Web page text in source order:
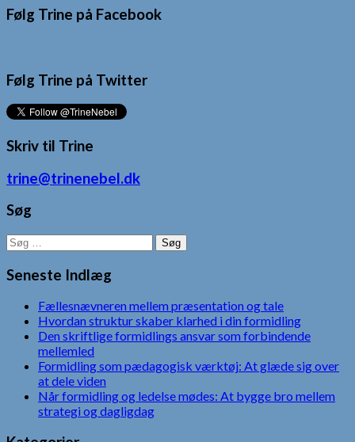
Følg Trine på Facebook
Følg Trine på Twitter
Skriv til Trine
trine@trinenebel.dk
Søg
Søg
efter:
Seneste Indlæg
Fællesnævneren mellem præsentation og tale
Hvordan struktur skaber klarhed i din formidling
Den skriftlige formidlings ansvar som forbindende
mellemled
Formidling som pædagogisk værktøj: At glæde sig over
at dele viden
Når formidling og ledelse mødes: At bygge bro mellem
strategi og dagligdag